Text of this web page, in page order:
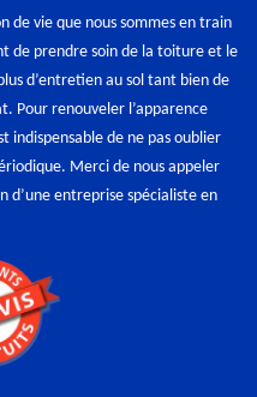
de vie que nous sommes en train
de prendre soin de la toiture et le
d’entretien au sol tant bien de
Pour renouveler l’apparence
indispensable de ne pas oublier
Merci de nous appeler
d’une entreprise spécialiste en